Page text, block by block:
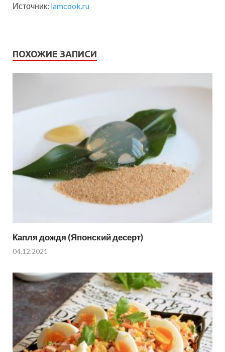
Источник: iamcook.ru
ПОХОЖИЕ ЗАПИСИ
Капля дождя (Японский десерт)
04.12.2021